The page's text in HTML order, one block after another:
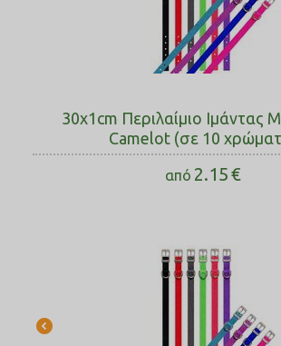
30x1cm Περιλαίμιο Ιμάντας
Camelot (σε 10
από 2.15€